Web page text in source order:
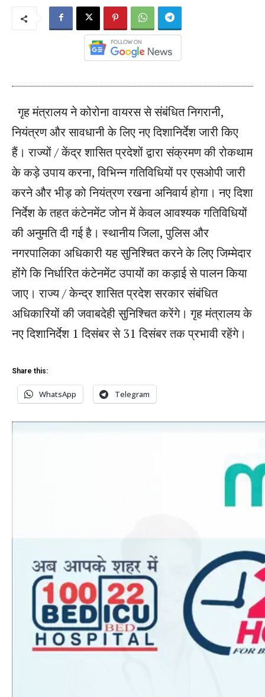
गृह मंत्रालय ने कोरोना वायरस से संबंधित निगरानी, ​​
नियंत्रण और सावधानी के लिए नए दिशानिर्देश जारी किए
हैं। राज्यों / केंद्र शासित प्रदेशों द्वारा संक्रमण की रोकथाम
के कड़े उपाय करना, विभिन्न गतिविधियों पर एसओपी जारी
करने और भीड़ को नियंत्रण रखना अनिवार्य होगा। नए दिशा
निर्देश के तहत कंटेनमेंट जोन में केवल आवश्यक गतिविधियों
की अनुमति दी गई है। स्थानीय जिला, पुलिस और
नगरपालिका अधिकारी यह सुनिश्चित करने के लिए जिम्मेदार
होंगे कि निर्धारित कंटेनमेंट उपायों का कड़ाई से पालन किया
जाए। राज्य / केन्द्र शासित प्रदेश सरकार संबंधित
अधिकारियों की जवाबदेही सुनिश्चित करेंगे। गृह मंत्रालय के
नए दिशानिर्देश 1 दिसंबर से 31 दिसंबर तक प्रभावी रहेंगे।
Share this:
WhatsApp Telegram